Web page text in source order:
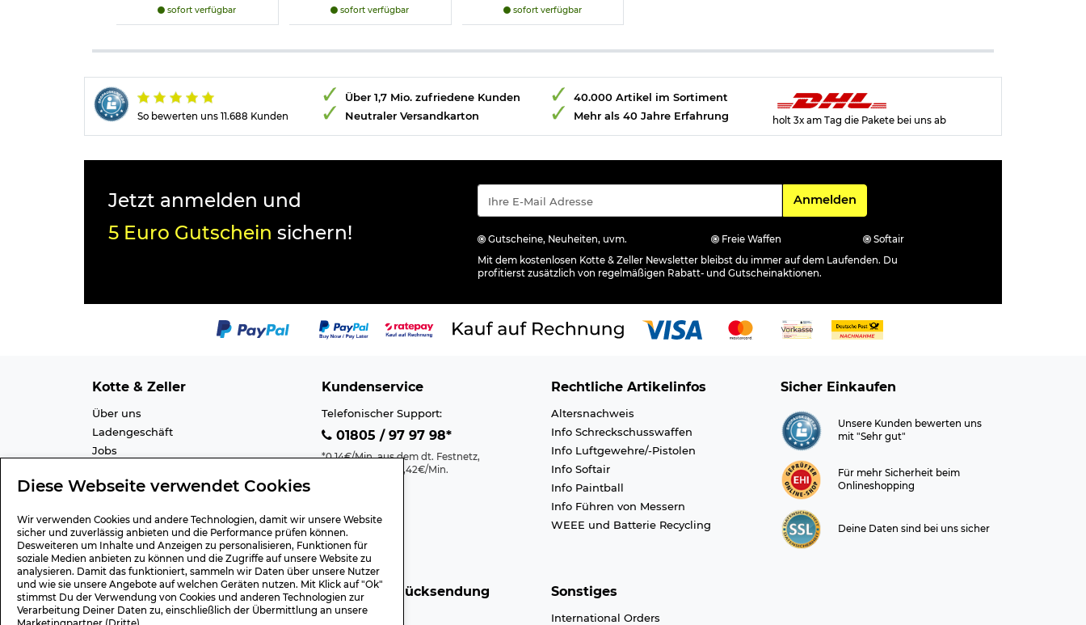
Diese Webseite verwendet Cookies
Wir verwenden Cookies und andere Technologien, damit wir unsere Website
sicher und zuverlässig anbieten und die Performance prüfen können.
Desweiteren um Inhalte und Anzeigen zu personalisieren, Funktionen für
soziale Medien anbieten zu können und die Zugriffe auf unsere Website zu
analysieren. Damit das funktioniert, sammeln wir Daten über unsere Nutzer
und wie sie unsere Angebote auf welchen Geräten nutzen. Mit Klick auf "Ok"
stimmst Du der Verwendung von Cookies und anderen Technologien zur
Verarbeitung Deiner Daten zu, einschließlich der Übermittlung an unsere
sofort verfügbar sofort verfügbar sofort verfügbar
So bewerten uns 11.688 Kunden
Über 1,7 Mio. zufriedene Kunden
Neutraler Versandkarton
40.000 Artikel im Sortiment
Mehr als 40 Jahre Erfahrung
holt 3x am Tag die Pakete bei uns ab
Jetzt anmelden und
5 Euro Gutschein sichern!
Für den Newsletter
Anmelden
Gutscheine, Neuheiten, uvm. Freie Waffen
Softair
Mit dem kostenlosen Kotte & Zeller Newsletter bleibst du immer auf dem Laufenden. Du
profitierst zusätzlich von regelmäßigen Rabatt- und Gutscheinaktionen.
Kotte & Zeller
Über uns
Ladengeschäft
Jobs
Datenschutz
Impressum
Kundenservice
Telefonischer Support:
01805 / 97 97 98*
*0,14€/Min. aus dem dt. Festnetz,
Mobilfunk max. 0,42€/Min.
Lexikon A-Z
Rechtliche Artikelinfos
Altersnachweis
Info Schreckschusswaffen
Info Luftgewehre/-Pistolen
Info Softair
Info Paintball
Info Führen von Messern
WEEE und Batterie Recycling
Geschenk-Gutscheine
Wert 15,- Euro
Versand & Rücksendung
Versandkosten
Sonstiges
International Orders
Sicher Einkaufen
Unsere Kunden bewerten uns
mit "Sehr gut"
Für mehr Sicherheit beim
Onlineshopping
Deine Daten sind bei uns sicher